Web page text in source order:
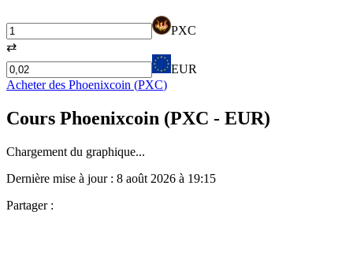
PXC
⇄
EUR
Acheter des Phoenixcoin (PXC)
Cours Phoenixcoin (PXC - EUR)
Chargement du graphique...
Dernière mise à jour : 8 août 2026 à 19:15
Partager :